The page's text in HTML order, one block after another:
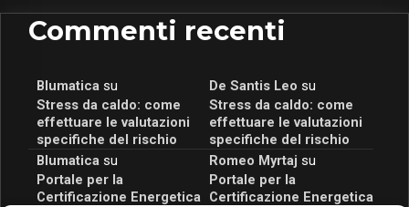
Commenti recenti
Blumaticasu
Stress da caldo: come
effettuare le valutazioni
specifiche del rischio
De Santis Leo su
Stress da caldo: come
effettuare le valutazioni
specifiche del rischio
Blumaticasu
Portale per la
Certificazione Energetica
Romeo Myrtaj su
Portale per la
Certificazione Energetica